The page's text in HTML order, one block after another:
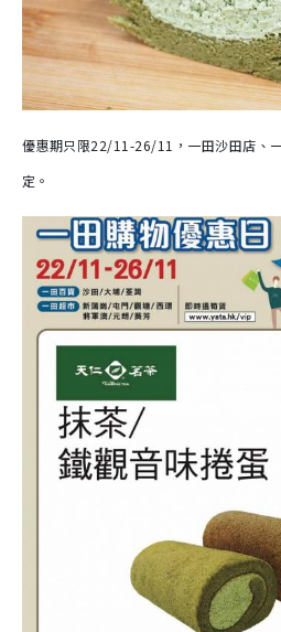
優惠期只限22/11-26/11，一田沙田店、
定。